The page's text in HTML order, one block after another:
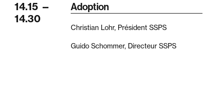
14.15 —
14.30
Adoption
Christian Lohr, Président SSPS
Guido Schommer, Directeur SSPS